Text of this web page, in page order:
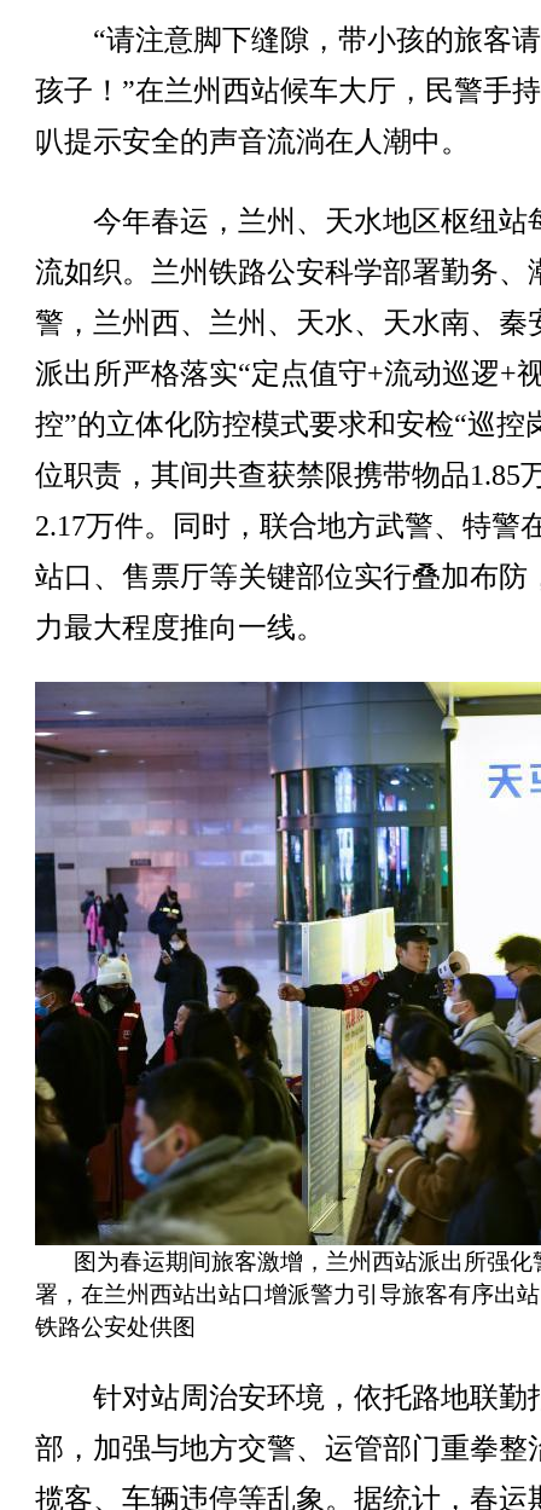
“请注意脚下缝隙，带小孩的旅客
孩子！”在兰州西站候车大厅，民警手
叭提示安全的声音流淌在人潮中。
今年春运，兰州、天水地区枢纽站
流如织。兰州铁路公安科学部署勤务、
警，兰州西、兰州、天水、天水南、秦
派出所严格落实“定点值守+流动巡逻+
控”的立体化防控模式要求和安检“巡控
位职责，其间共查获禁限携带物品1.85
2.17万件。同时，联合地方武警、特警
站口、售票厅等关键部位实行叠加布防
力最大程度推向一线。
图为春运期间旅客激增，兰州西站派出所强化
署，在兰州西站出站口增派警力引导旅客有序出
铁路公安处供图
针对站周治安环境，依托路地联勤
部，加强与地方交警、运管部门重拳整
揽客、车辆违停等乱象。据统计，春运